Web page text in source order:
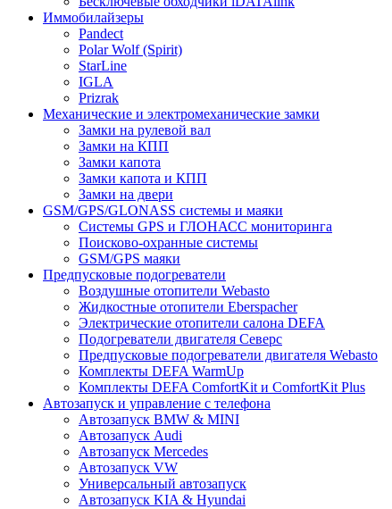
Иммобилайзеры
Pandect
Polar Wolf (Spirit)
StarLine
IGLA
Prizrak
Механические и электромеханические замки
Замки на рулевой вал
Замки на КПП
Замки капота
Замки капота и КПП
Замки на двери
GSM/GPS/GLONASS системы и маяки
Системы GPS и ГЛОНАСС мониторинга
Поисково-охранные системы
GSM/GPS маяки
Предпусковые подогреватели
Воздушные отопители Webasto
Жидкостные отопители Eberspacher
Электрические отопители салона DEFA
Подогреватели двигателя Северс
Предпусковые подогреватели двигателя Webasto
Комплекты DEFA WarmUp
Комплекты DEFA ComfortKit и ComfortKit Plus
Автозапуск и управление с телефона
Автозапуск BMW & MINI
Автозапуск Audi
Автозапуск Mercedes
Автозапуск VW
Универсальный автозапуск
Автозапуск KIA & Hyundai